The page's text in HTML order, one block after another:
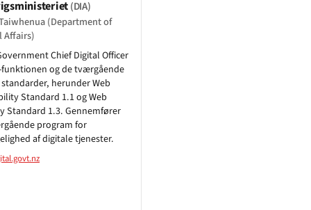
(DIA)
(Department of
Affairs)
Chief Digital Officer
funktionen og de tværgående
herunder Web
Standard 1.1 og Web
Standard 1.3. Gennemfører
program for
af digitale tjenester.